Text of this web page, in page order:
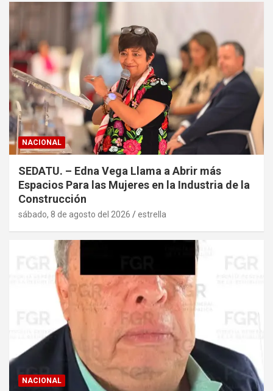
NACIONAL
SEDATU. – Edna Vega Llama a Abrir más
Espacios Para las Mujeres en la Industria de la
Construcción
sábado, 8 de agosto del 2026 estrella
NACIONAL